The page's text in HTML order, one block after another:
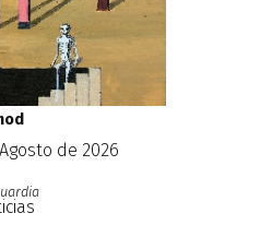
de 2026